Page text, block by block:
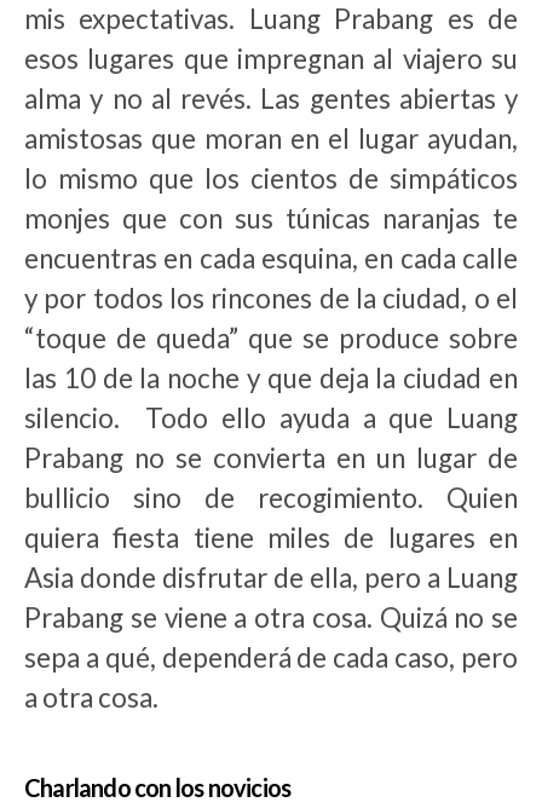
mis expectativas. Luang Prabang es de
esos lugares que impregnan al viajero su
alma y no al revés. Las gentes abiertas y
amistosas que moran en el lugar ayudan,
lo mismo que los cientos de simpáticos
monjes que con sus túnicas naranjas te
encuentras en cada esquina, en cada calle
y por todos los rincones de la ciudad, o el
“toque de queda” que se produce sobre
las 10 de la noche y que deja la ciudad en
silencio. Todo ello ayuda a que Luang
Prabang no se convierta en un lugar de
bullicio sino de recogimiento. Quien
quiera fiesta tiene miles de lugares en
Asia donde disfrutar de ella, pero a Luang
Prabang se viene a otra cosa. Quizá no se
sepa a qué, dependerá de cada caso, pero
a otra cosa.
Charlando con los novicios